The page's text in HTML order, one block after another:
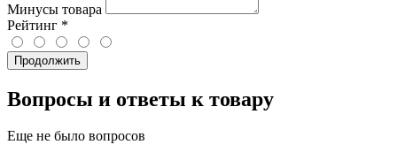
Минусы товара
Рейтинг *
Продолжить
Вопросы и ответы к товару
Еще не было вопросов